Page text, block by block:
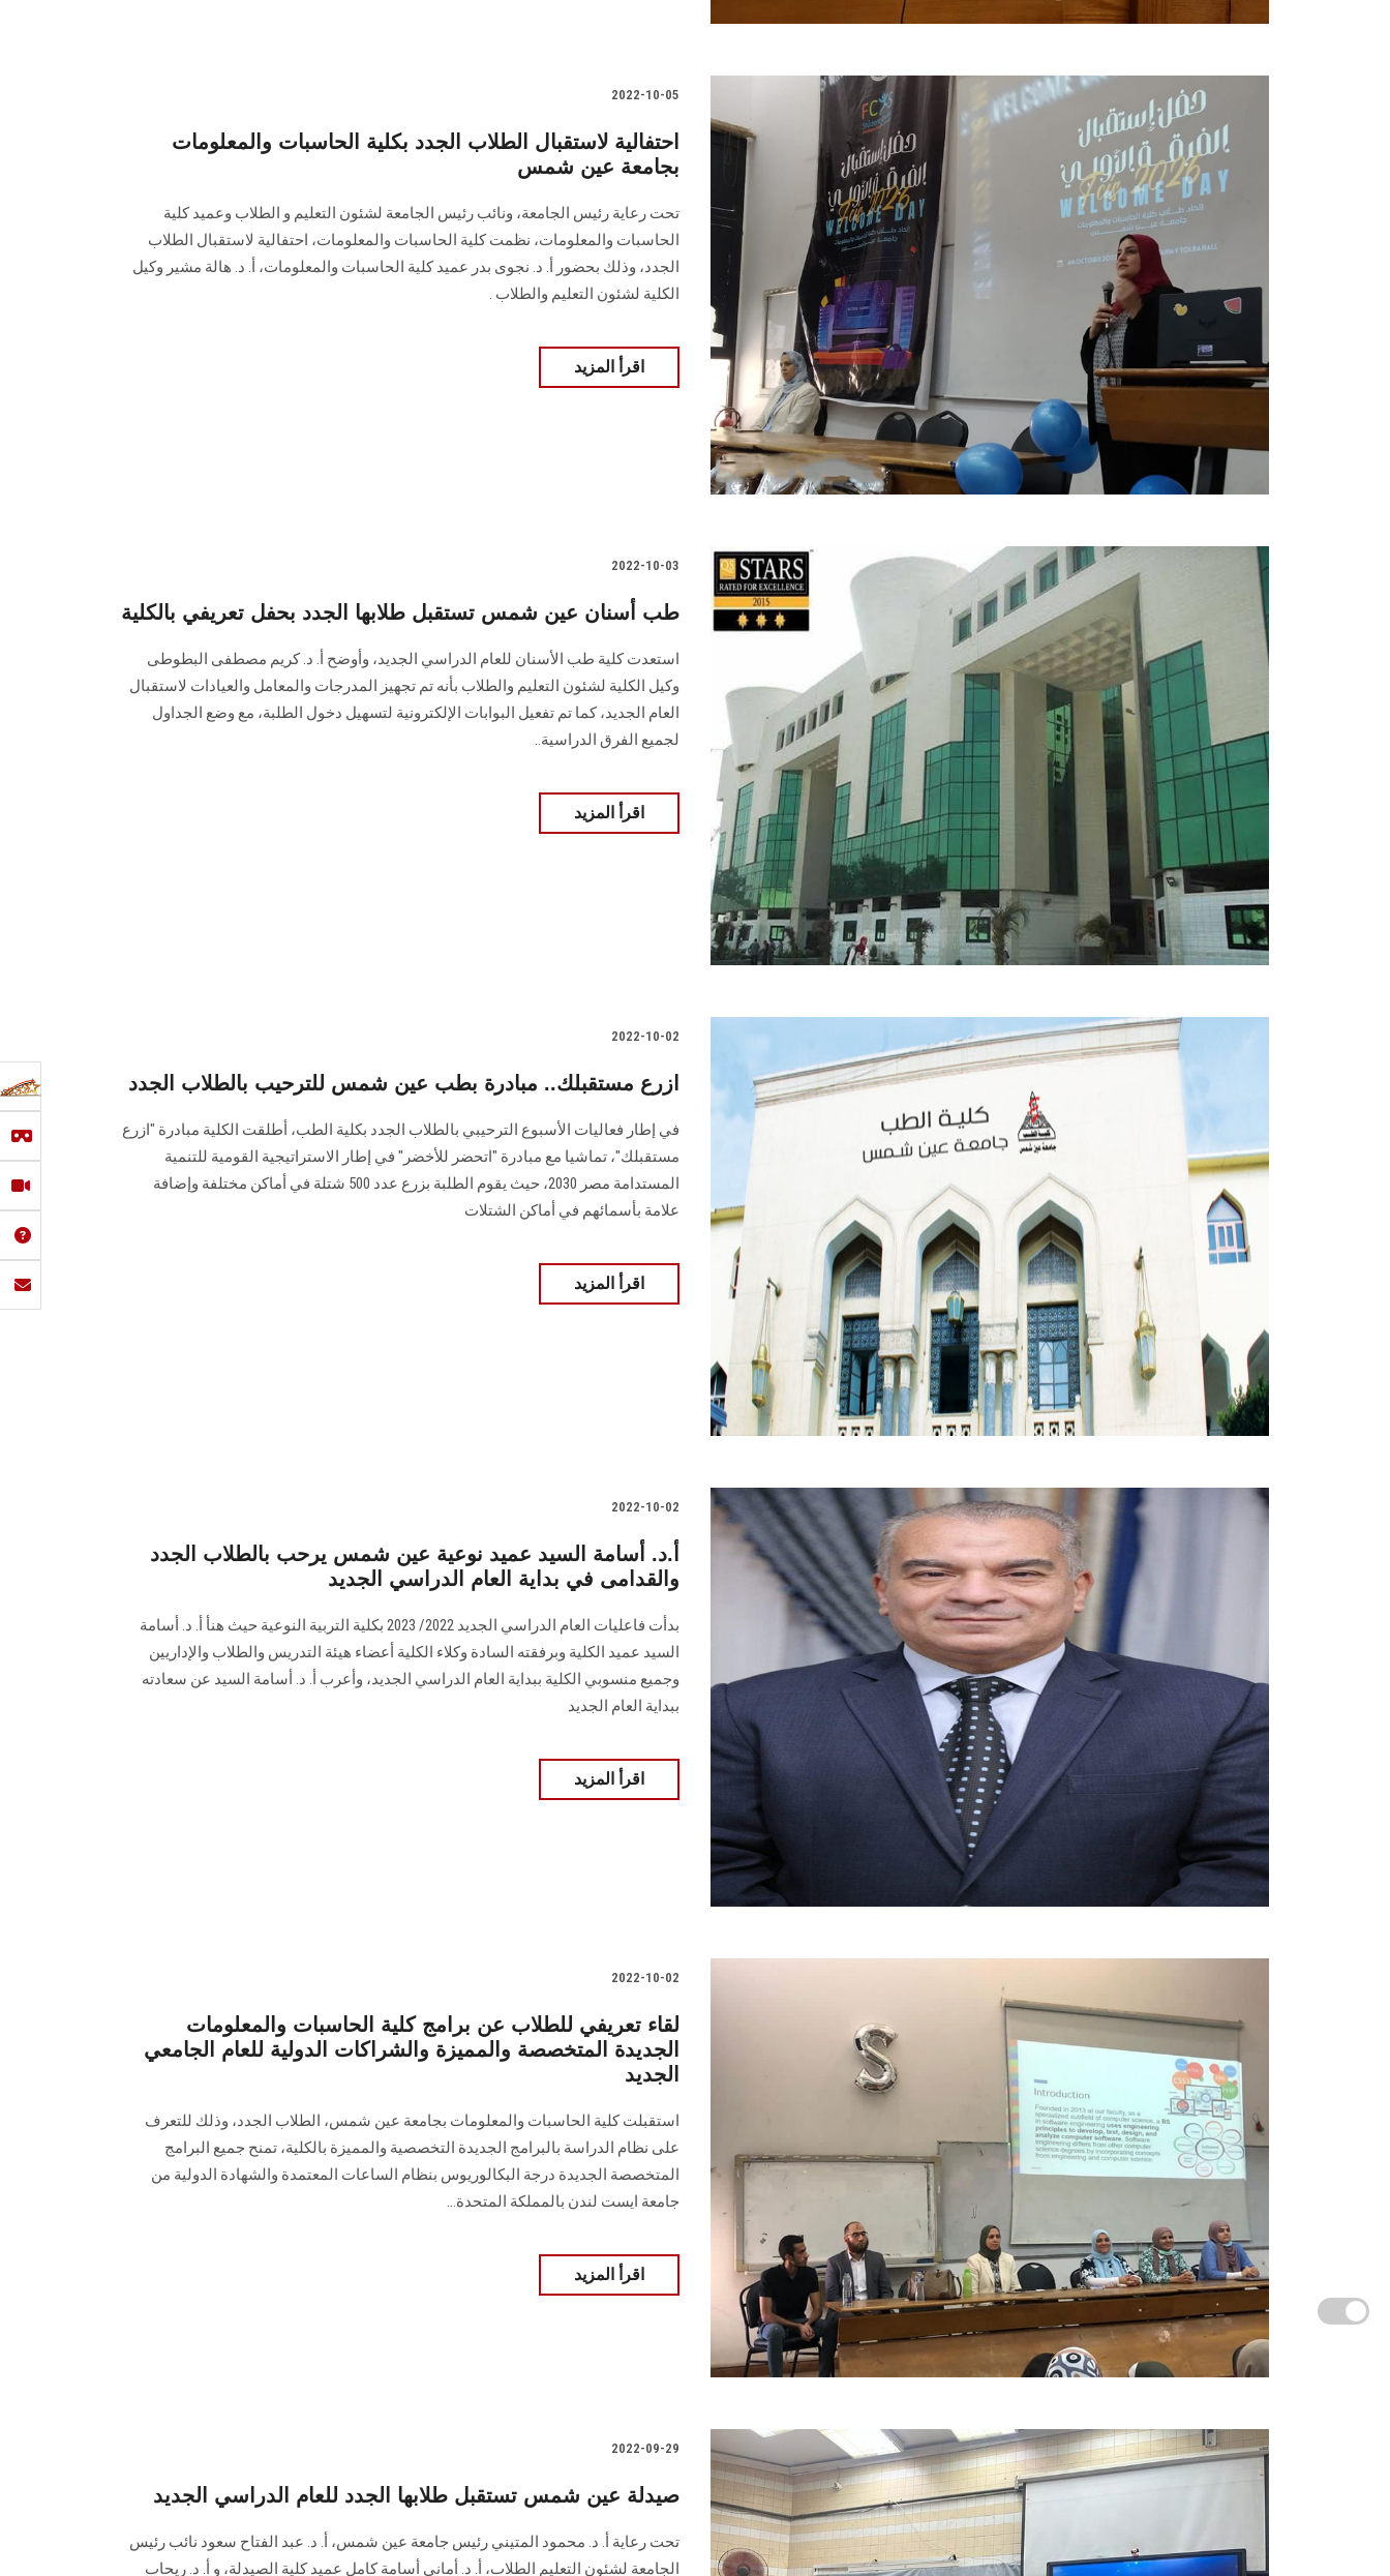
2022-10-05
احتفالية لاستقبال الطلاب الجدد بكلية الحاسبات والمعلومات
بجامعة عين شمس
تحت رعاية رئيس الجامعة، ونائب رئيس الجامعة لشئون التعليم و الطلاب وعميد كلية
الحاسبات والمعلومات، نظمت كلية الحاسبات والمعلومات، احتفالية لاستقبال الطلاب
الجدد، وذلك بحضور أ. د. نجوى بدر عميد كلية الحاسبات والمعلومات، أ. د. هالة مشير وكيل
الكلية لشئون التعليم والطلاب .
اقرأ المزيد
2022-10-03
طب أسنان عين شمس تستقبل طلابها الجدد بحفل تعريفي بالكلية
استعدت كلية طب الأسنان للعام الدراسي الجديد، وأوضح أ. د. كريم مصطفى البطوطى
وكيل الكلية لشئون التعليم والطلاب بأنه تم تجهيز المدرجات والمعامل والعيادات لاستقبال
العام الجديد، كما تم تفعيل البوابات الإلكترونية لتسهيل دخول الطلبة، مع وضع الجداول
لجميع الفرق الدراسية..
اقرأ المزيد
2022-10-02
ازرع مستقبلك.. مبادرة بطب عين شمس للترحيب بالطلاب الجدد
في إطار فعاليات الأسبوع الترحيبي بالطلاب الجدد بكلية الطب، أطلقت الكلية مبادرة "ازرع
مستقبلك"، تماشيا مع مبادرة "اتحضر للأخضر" في إطار الاستراتيجية القومية للتنمية
المستدامة مصر 2030، حيث يقوم الطلبة بزرع عدد 500 شتلة في أماكن مختلفة وإضافة
علامة بأسمائهم في أماكن الشتلات
اقرأ المزيد
2022-10-02
أ.د. أسامة السيد عميد نوعية عين شمس يرحب بالطلاب الجدد
والقدامى في بداية العام الدراسي الجديد
بدأت فاعليات العام الدراسي الجديد 2022/ 2023 بكلية التربية النوعية حيث هنأ أ. د. أسامة
السيد عميد الكلية وبرفقته السادة وكلاء الكلية أعضاء هيئة التدريس والطلاب والإداريين
وجميع منسوبي الكلية ببداية العام الدراسي الجديد، وأعرب أ. د. أسامة السيد عن سعادته
ببداية العام الجديد
اقرأ المزيد
2022-10-02
لقاء تعريفي للطلاب عن برامج كلية الحاسبات والمعلومات
الجديدة المتخصصة والمميزة والشراكات الدولية للعام الجامعي
الجديد
استقبلت كلية الحاسبات والمعلومات بجامعة عين شمس، الطلاب الجدد، وذلك للتعرف
على نظام الدراسة بالبرامج الجديدة التخصصية والمميزة بالكلية، تمنح جميع البرامج
المتخصصة الجديدة درجة البكالوريوس بنظام الساعات المعتمدة والشهادة الدولية من
جامعة ايست لندن بالمملكة المتحدة...
اقرأ المزيد
2022-09-29
صيدلة عين شمس تستقبل طلابها الجدد للعام الدراسي الجديد
تحت رعاية أ. د. محمود المتيني رئيس جامعة عين شمس، أ. د. عبد الفتاح ‏سعود نائب رئيس
الجامعة لشئون التعليم الطلاب، أ. د. أماني أسامة كامل عميد كلية الصيدلة، و أ. د. ريحاب